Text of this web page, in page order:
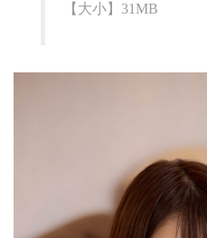
【大小】31MB